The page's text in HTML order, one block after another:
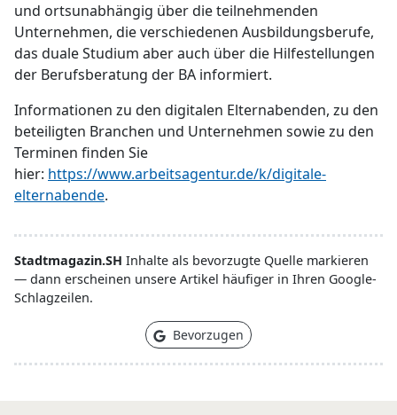
und ortsunabhängig über die teilnehmenden
Unternehmen, die verschiedenen Ausbildungsberufe,
das duale Studium aber auch über die Hilfestellungen
der Berufsberatung der BA informiert.
Informationen zu den digitalen Elternabenden, zu den
beteiligten Branchen und Unternehmen sowie zu den
Terminen finden Sie
hier: https://www.arbeitsagentur.de/k/digitale-
elternabende.
Stadtmagazin.SH Inhalte als bevorzugte Quelle markieren
— dann erscheinen unsere Artikel häufiger in Ihren Google-
Schlagzeilen.
Bevorzugen